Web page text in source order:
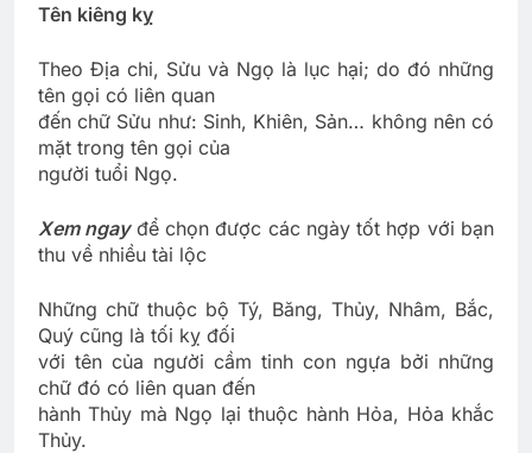
Tên kiêng kỵ
Theo Địa chi, Sửu và Ngọ là lục hại; do đó những
tên gọi có liên quan
đến chữ Sửu như: Sinh, Khiên, Sản… không nên có
mặt trong tên gọi của
người tuổi Ngọ.
Xem ngayđể chọn được các ngày tốt hợp với bạn
thu về nhiều tài lộc
Những chữ thuộc bộ Tý, Băng, Thủy, Nhâm, Bắc,
Quý cũng là tối kỵ đối
với tên của người cầm tinh con ngựa bởi những
chữ đó có liên quan đến
hành Thủy mà Ngọ lại thuộc hành Hỏa, Hỏa khắc
Thủy.